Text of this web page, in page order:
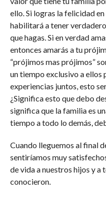
ello. Si logras la felicidad
habilitará a tener
que hagas. Si en verdad
entonces amarás a tu
“prójimos mas prójimos”
un tiempo exclusivo a
experiencias juntos, esto
¿Significa esto que debo
significa que la familia es
tiempo a todo lo demás,
Cuando lleguemos al final
sentiríamos muy
de vida a nuestros hijos y a
conocieron.